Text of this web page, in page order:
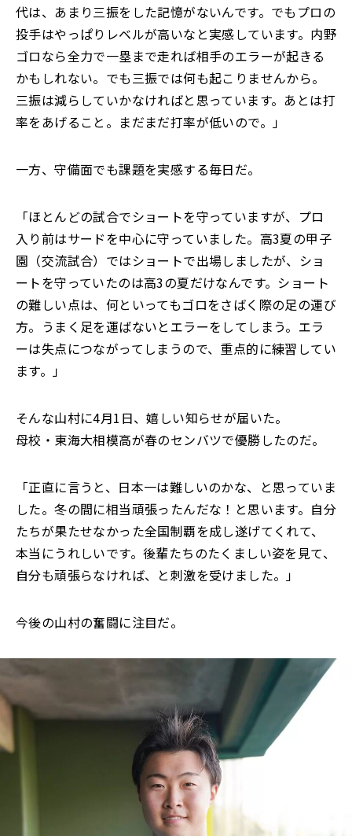
代は、あまり三振をした記憶がないんです。でもプロの
投手はやっぱりレベルが高いなと実感しています。内野
ゴロなら全力で一塁まで走れば相手のエラーが起きる
かもしれない。でも三振では何も起こりませんから。
三振は減らしていかなければと思っています。あとは打
率をあげること。まだまだ打率が低いので。」
一方、守備面でも課題を実感する毎日だ。
「ほとんどの試合でショートを守っていますが、プロ
入り前はサードを中心に守っていました。高3夏の甲子
園（交流試合）ではショートで出場しましたが、ショ
ートを守っていたのは高3の夏だけなんです。ショート
の難しい点は、何といってもゴロをさばく際の足の運び
方。うまく足を運ばないとエラーをしてしまう。エラ
ーは失点につながってしまうので、重点的に練習してい
ます。」
そんな山村に4月1日、嬉しい知らせが届いた。
母校・東海大相模高が春のセンバツで優勝したのだ。
「正直に言うと、日本一は難しいのかな、と思っていま
した。冬の間に相当頑張ったんだな！と思います。自分
たちが果たせなかった全国制覇を成し遂げてくれて、
本当にうれしいです。後輩たちのたくましい姿を見て、
自分も頑張らなければ、と刺激を受けました。」
今後の山村の奮闘に注目だ。